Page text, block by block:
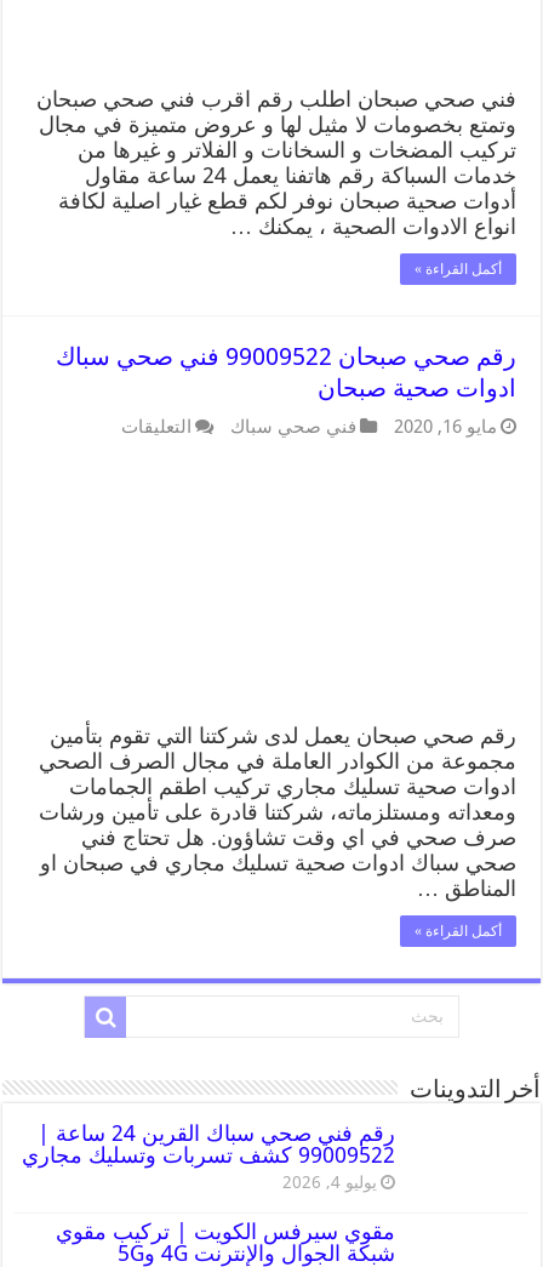
فني صحي صبحان اطلب رقم اقرب فني صحي صبحان
وتمتع بخصومات لا مثيل لها و عروض متميزة في مجال
تركيب المضخات و السخانات و الفلاتر و غيرها من
خدمات السباكة رقم هاتفنا يعمل 24 ساعة مقاول
أدوات صحية صبحان نوفر لكم قطع غيار اصلية لكافة
انواع الادوات الصحية ، يمكنك …
أكمل القراءة »
رقم صحي صبحان 99009522 فني صحي سباك
ادوات صحية صبحان
مايو 16, 2020 فني صحي سباك التعليقات
رقم صحي صبحان يعمل لدى شركتنا التي تقوم بتأمين
مجموعة من الكوادر العاملة في مجال الصرف الصحي
ادوات صحية تسليك مجاري تركيب اطقم الجمامات
ومعداته ومستلزماته، شركتنا قادرة على تأمين ورشات
صرف صحي في اي وقت تشاؤون. هل تحتاج فني
صحي سباك ادوات صحية تسليك مجاري في صبحان او
المناطق …
أكمل القراءة »
أخر التدوينات
رقم فني صحي سباك القرين 24 ساعة |
99009522 كشف تسربات وتسليك مجاري
يوليو 4, 2026
مقوي سيرفس الكويت | تركيب مقوي
شبكة الجوال والإنترنت 4G و5G